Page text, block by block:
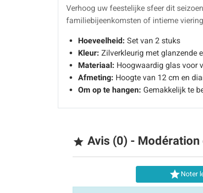
Verhoog uw feestelijke sfeer dit
familiebijeenkomsten of intieme
Hoeveelheid: Set van 2 stuks
Kleur: Zilverkleurig met glanzende
Materiaal: Hoogwaardig glas voor
Afmeting: Hoogte van 12 cm en
Om op te hangen: Gemakkelijk te
 Avis (0) - Modération
Noter